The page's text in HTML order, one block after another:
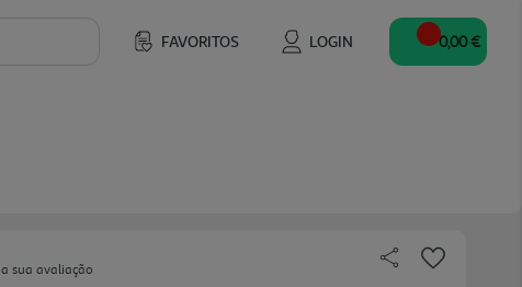
FAVORITOS LOGIN 0,00 €
a sua avaliação